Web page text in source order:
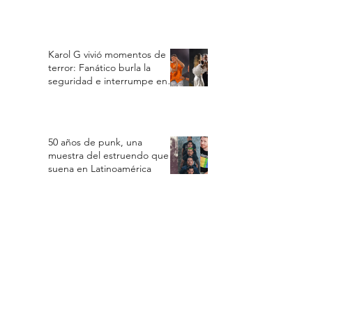
Karol G vivió momentos de
terror: Fanático burla la
seguridad e interrumpe en
50 años de punk, una
muestra del estruendo que
suena en Latinoamérica